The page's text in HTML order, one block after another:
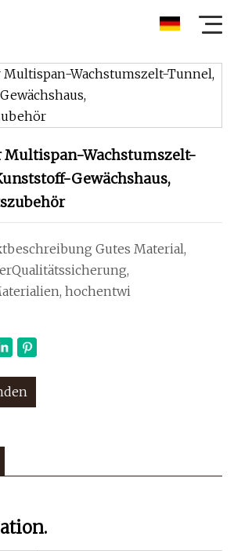
Wachstumszelt-
Gewächshaus,
Gutes Material,
hochentwi